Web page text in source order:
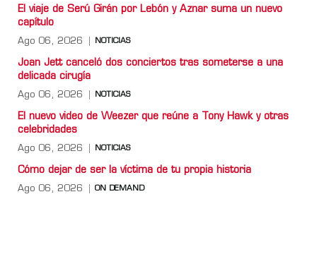
El viaje de Serú Girán por Lebón y Aznar suma un nuevo
capítulo
Ago 06, 2026 NOTICIAS
Joan Jett canceló dos conciertos tras someterse a una
delicada cirugía
Ago 06, 2026 NOTICIAS
El nuevo video de Weezer que reúne a Tony Hawk y otras
celebridades
Ago 06, 2026 NOTICIAS
Cómo dejar de ser la víctima de tu propia historia
Ago 06, 2026 ON DEMAND